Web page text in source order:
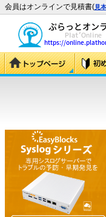
会員はオンラインで見積書(見本